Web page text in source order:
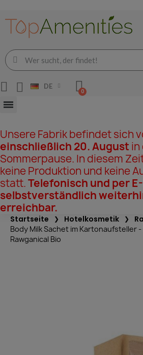
DE
Unsere Fabrik befindet sich
einschließlich 20. August in
Sommerpause. In diesem
keine Produktion und keine
statt.Telefonisch und per
selbstverständlich
erreichbar.
Startseite Hotelkosmetik
Body Milk Sachet im Kartonaufsteller
Rawganical Bio